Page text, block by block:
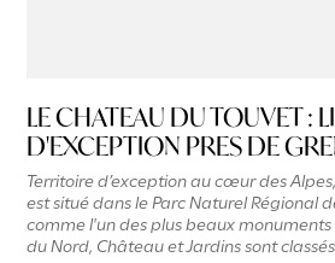
LE CHATEAU DU TOUVET :
D'EXCEPTION PRES DE
Territoire d’exception au cœur des
est situé dans le Parc Naturel Régional
comme l'un des plus beaux monuments
du Nord, Château et Jardins sont